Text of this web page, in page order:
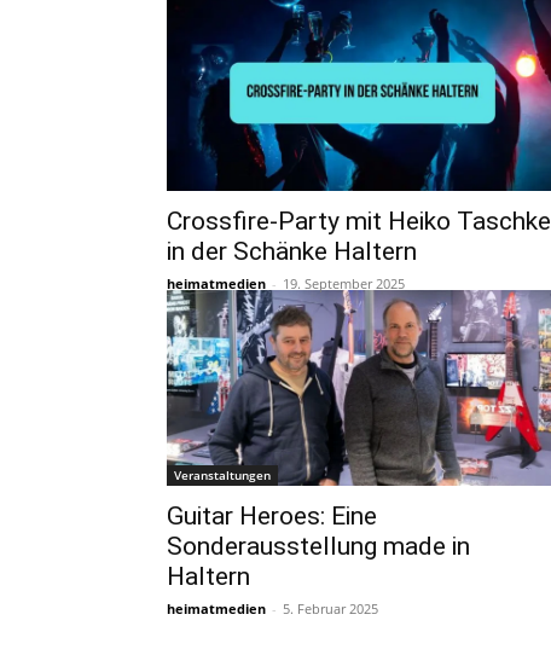
Crossfire-Party mit Heiko Taschke
in der Schänke Haltern
heimatmedien - 19. September 2025
Veranstaltungen
Guitar Heroes: Eine
Sonderausstellung made in
Haltern
heimatmedien - 5. Februar 2025